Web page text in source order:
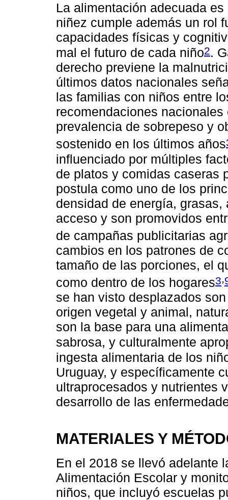
La alimentación adecuada
niñez cumple además un rol
capacidades físicas y
mal el futuro de cada niño2.
derecho previene la
últimos datos nacionales
las familias con niños entre
recomendaciones
prevalencia de sobrepeso y
sostenido en los últimos años
influenciado por múltiples
de platos y comidas caseras
postula como uno de los
densidad de energía,
acceso y son promovidos
de campañas publicitarias
cambios en los patrones de
tamaño de las porciones, el
como dentro de los hogares3,
se han visto desplazados
origen vegetal y animal,
son la base para una
sabrosa, y culturalmente
ingesta alimentaria de los
Uruguay, y específicamente
ultraprocesados y nutrientes
desarrollo de las
MATERIALES Y
En el 2018 se llevó adelante
Alimentación Escolar y
niños, que incluyó escuelas